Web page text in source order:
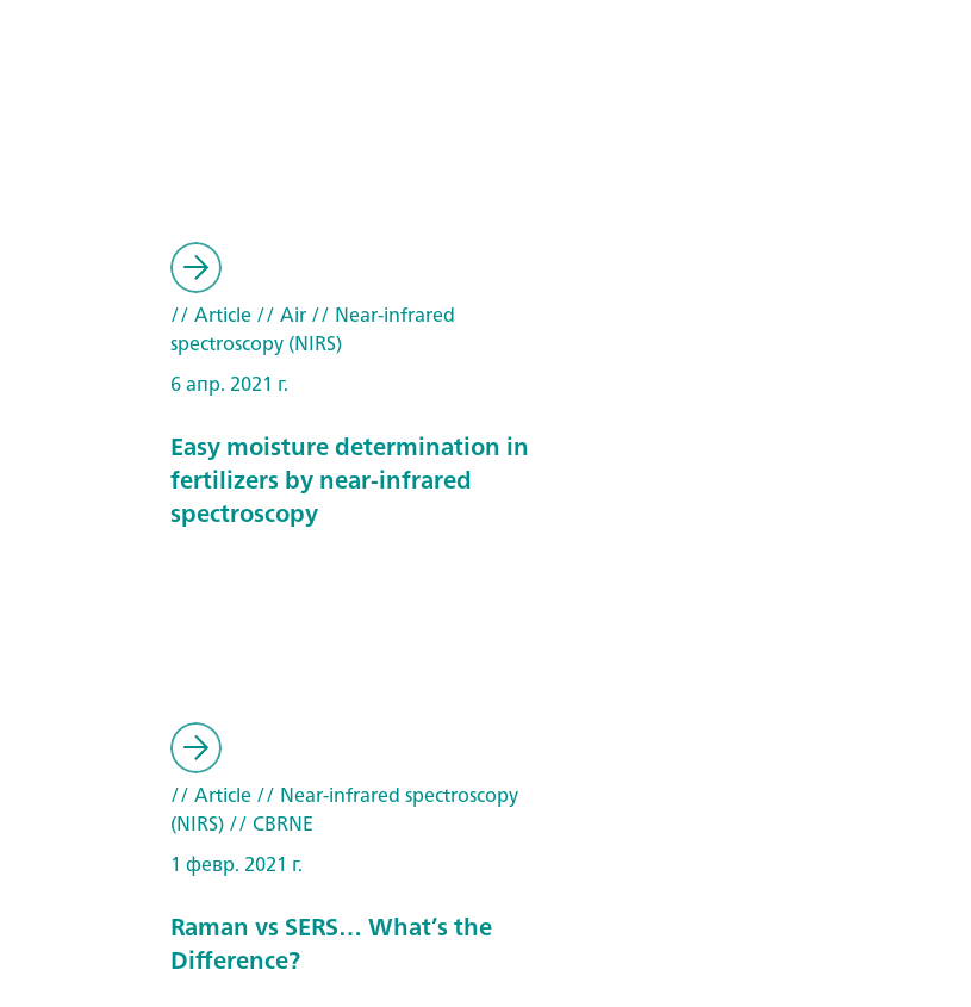
// Article// Air// Near-infrared
spectroscopy (NIRS)
6 апр. 2021 г.
Easy moisture determination in
fertilizers by near-infrared
spectroscopy
// Article// Near-infrared spectroscopy
(NIRS)// CBRNE
1 февр. 2021 г.
Raman vs SERS… What’s the
Difference?